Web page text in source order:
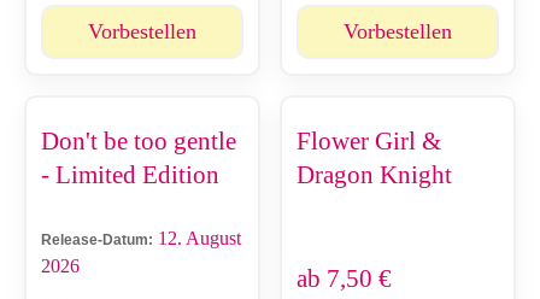
Vorbestellen Vorbestellen
Don't be too gentle
- Limited Edition
Release-Datum: 12. August
2026
Flower Girl &
Dragon Knight
ab 7,50 €